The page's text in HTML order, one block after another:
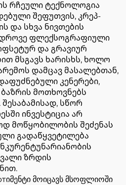
რჩეული ტექნოლოგია
შეფუთვის, კრეპ-
და სხვა ნივთების
ფლექსოგრაფიული
და გრავიურ
მსგავს ხარისხს, ხოლო
დამცავ მასალებთან,
კენერები,
მოთხოვნებს
სწორ
ინვესტიცია არ
მოწყობილობის შეძენას
გადაწყვეტილება
ზრდის
მოიცავს მსოფლიოში